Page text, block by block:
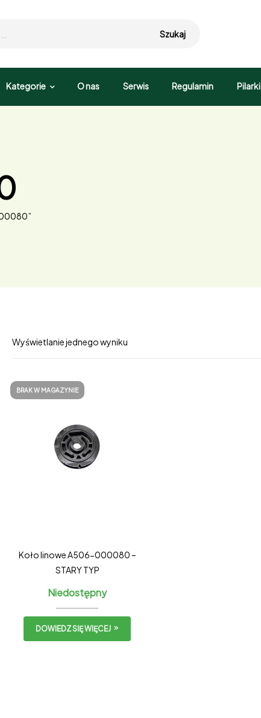
Szukaj
Kategorie O nas Serwis Regulamin Pilarki
Wyświetlanie jednego wyniku
BRAK W MAGAZYNIE
Koło linowe A506-000080 –
STARY TYP
Niedostępny
DOWIEDZ SIĘ WIĘCEJ